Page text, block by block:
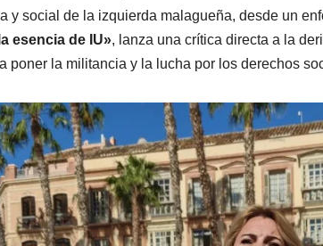
y social de la izquierda malagueña, desde un
esencia de IU», lanza una crítica directa a la
poner la militancia y la lucha por los derechos